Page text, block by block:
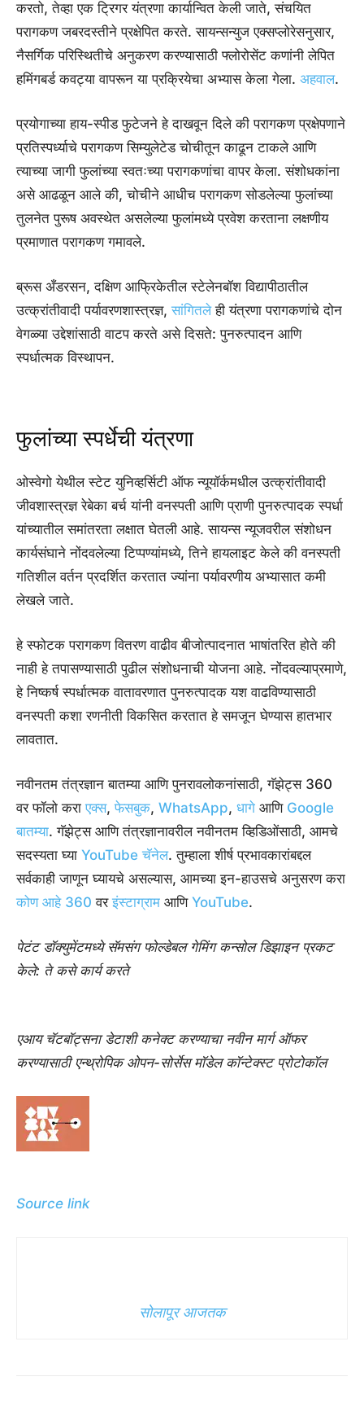
करतो, तेव्हा एक ट्रिगर यंत्रणा कार्यान्वित केली जाते, संचयित
परागकण जबरदस्तीने प्रक्षेपित करते. सायन्सन्युज एक्सप्लोरेसनुसार,
नैसर्गिक परिस्थितीचे अनुकरण करण्यासाठी फ्लोरोसेंट कणांनी लेपित
हमिंगबर्ड कवट्या वापरून या प्रक्रियेचा अभ्यास केला गेला. अहवाल.
प्रयोगाच्या हाय-स्पीड फुटेजने हे दाखवून दिले की परागकण प्रक्षेपणाने
प्रतिस्पर्ध्याचे परागकण सिम्युलेटेड चोचीतून काढून टाकले आणि
त्याच्या जागी फुलांच्या स्वतःच्या परागकणांचा वापर केला. संशोधकांना
असे आढळून आले की, चोचीने आधीच परागकण सोडलेल्या फुलांच्या
तुलनेत पुरूष अवस्थेत असलेल्या फुलांमध्ये प्रवेश करताना लक्षणीय
प्रमाणात परागकण गमावले.
ब्रूस अँडरसन, दक्षिण आफ्रिकेतील स्टेलेनबॉश विद्यापीठातील
उत्क्रांतीवादी पर्यावरणशास्त्रज्ञ,सांगितलेही यंत्रणा परागकणांचे दोन
वेगळ्या उद्देशांसाठी वाटप करते असे दिसते: पुनरुत्पादन आणि
स्पर्धात्मक विस्थापन.
फुलांच्या स्पर्धेची यंत्रणा
ओस्वेगो येथील स्टेट युनिव्हर्सिटी ऑफ न्यूयॉर्कमधील उत्क्रांतीवादी
जीवशास्त्रज्ञ रेबेका बर्च यांनी वनस्पती आणि प्राणी पुनरुत्पादक स्पर्धा
यांच्यातील समांतरता लक्षात घेतली आहे. सायन्स न्यूजवरील संशोधन
कार्यसंघाने नोंदवलेल्या टिप्पण्यांमध्ये, तिने हायलाइट केले की वनस्पती
गतिशील वर्तन प्रदर्शित करतात ज्यांना पर्यावरणीय अभ्यासात कमी
लेखले जाते.
हे स्फोटक परागकण वितरण वाढीव बीजोत्पादनात भाषांतरित होते की
नाही हे तपासण्यासाठी पुढील संशोधनाची योजना आहे. नोंदवल्याप्रमाणे,
हे निष्कर्ष स्पर्धात्मक वातावरणात पुनरुत्पादक यश वाढविण्यासाठी
वनस्पती कशा रणनीती विकसित करतात हे समजून घेण्यास हातभार
लावतात.
नवीनतम तंत्रज्ञान बातम्या आणि पुनरावलोकनांसाठी, गॅझेट्स 360
वर फॉलो कराएक्स,फेसबुक, WhatsApp, धागे आणि Google
बातम्या. गॅझेट्स आणि तंत्रज्ञानावरील नवीनतम व्हिडिओंसाठी, आमचे
सदस्यता घ्या YouTube चॅनेल. तुम्हाला शीर्ष प्रभावकारांबद्दल
सर्वकाही जाणून घ्यायचे असल्यास, आमच्या इन-हाउसचे अनुसरण करा
कोण आहे 360 वरइंस्टाग्राम आणि YouTube.
पेटंट डॉक्युमेंटमध्ये सॅमसंग फोल्डेबल गेमिंग कन्सोल डिझाइन प्रकट
केले: ते कसे कार्य करते
एआय चॅटबॉट्सना डेटाशी कनेक्ट करण्याचा नवीन मार्ग ऑफर
करण्यासाठी एन्थ्रोपिक ओपन-सोर्सेस मॉडेल कॉन्टेक्स्ट प्रोटोकॉल
Source link
सोलापूर आजतक